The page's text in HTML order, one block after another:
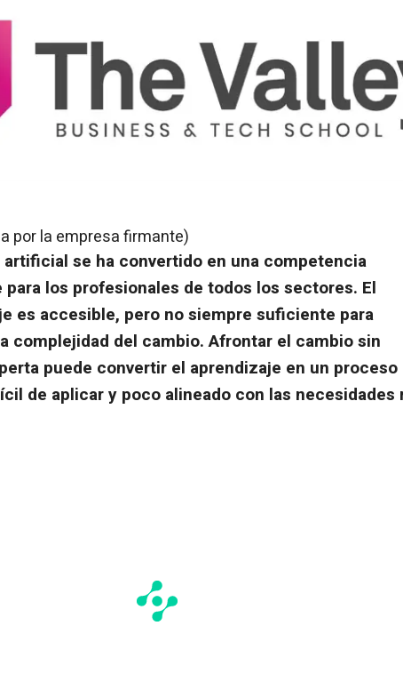
por la empresa firmante)
se ha convertido en una competencia
los profesionales de todos los sectores. El
es accesible, pero no siempre suficiente para
complejidad del cambio. Afrontar el cambio sin
puede convertir el aprendizaje en un
de aplicar y poco alineado con las necesidades